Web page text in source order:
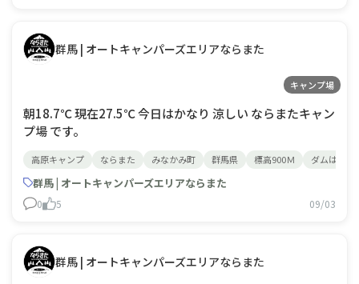
群馬 | オートキャンパーズエリアならまた
キャンプ場
朝18.7℃ 現在27.5℃ 今日はかなり 涼しい ならまたキャン
プ場 です。
高原キャンプ ならまた みなかみ町 群馬県 標高900Ｍ ダムは渇水
群馬 | オートキャンパーズエリアならまた
0 5 09/03
群馬 | オートキャンパーズエリアならまた